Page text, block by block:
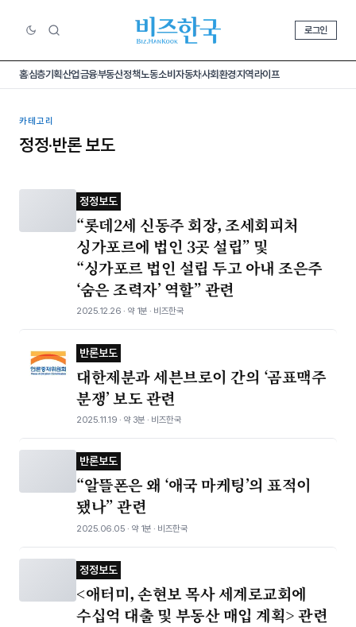
로그인
홈심층기획산업금융부동산정책노동소비 자동차사회환경지역라이프
카테고리
정정·반론 보도
정정보도
“롯데2세 신동주 회장, 조세회피처
싱가포르에 법인 3곳 설립” 및
“싱가포르 법인 설립 두고 아내 조은주
‘숨은 조력자’ 역할” 관련
2025.12.26 · 약 1분 · 비즈한국
반론보도
대한제분과 세븐브로이 간의 ‘곰표맥주
분쟁’ 보도 관련
2025.11.19 · 약 3분 · 비즈한국
반론보도
“알뜰폰은 왜 ‘애국 마케팅’의 표적이
됐나” 관련
2025.06.05 · 약 1분 · 비즈한국
정정보도
<애터미, 손현보 목사 세계로교회에
수십억 대출 및 부동산 매입 계획> 관련